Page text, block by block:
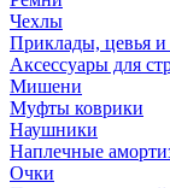
Чехлы
Приклады, цевья и
Аксессуары для
Мишени
Муфты коврики
Наушники
Наплечные
Очки